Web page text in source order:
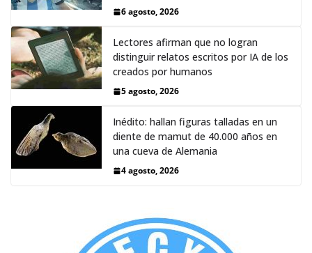
6 agosto, 2026
Lectores afirman que no logran
distinguir relatos escritos por IA de los
creados por humanos
5 agosto, 2026
Inédito: hallan figuras talladas en un
diente de mamut de 40.000 años en
una cueva de Alemania
4 agosto, 2026